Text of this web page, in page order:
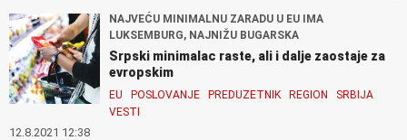
NAJVEĆU MINIMALNU ZARADU U EU IMA
LUKSEMBURG, NAJNIŽU BUGARSKA
Srpski minimalac raste, ali i dalje zaostaje za
evropskim
EU POSLOVANJE PREDUZETNIK REGION
SRBIJA
VESTI
12.8.2021 12:38